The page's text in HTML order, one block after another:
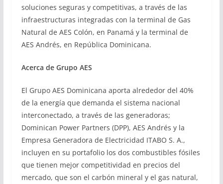
soluciones seguras y competitivas, a través de las
infraestructuras integradas con la terminal de Gas
Natural de AES Colón, en Panamá y la terminal de
AES Andrés, en República Dominicana.
Acerca de Grupo AES
El Grupo AES Dominicana aporta alrededor del 40%
de la energía que demanda el sistema nacional
interconectado, a través de las generadoras;
Dominican Power Partners (DPP), AES Andrés y la
Empresa Generadora de Electricidad ITABO S. A.,
incluyen en su portafolio los dos combustibles fósiles
que tienen mejor competitividad en precios del
mercado, que son el carbón mineral y el gas natural,